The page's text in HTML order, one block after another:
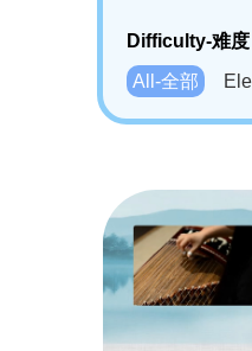
Difficulty-难度
All-全部